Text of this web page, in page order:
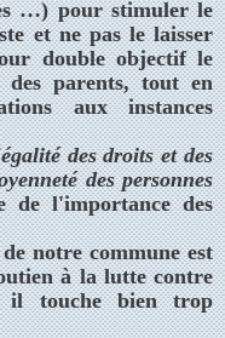
…) pour stimuler le
et ne pas le laisser
double objectif le
parents, tout en
aux instances
des droits et des
des personnes
de l'importance des
notre commune est
à la lutte contre
il touche bien trop